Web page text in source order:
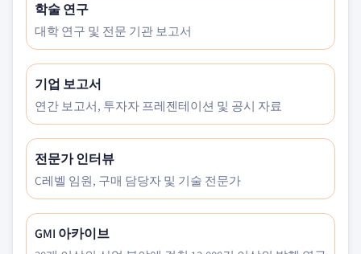
학술 연구
대학 연구 및 전문 기관 보고서
기업 보고서
연간 보고서, 투자자 프레젠테이션 및 공시 자료
전문가 인터뷰
C레벨 임원, 구매 담당자 및 기술 전문가
GMI 아카이브